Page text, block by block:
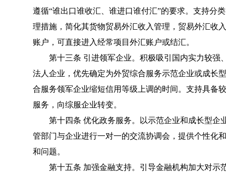
遵循“谁出口谁收汇、谁进口谁付汇”的要求。支持分
理措施，简化其货物贸易外汇收入管理，贸易外汇收
账户，可直接进入经常项目外汇账户或结汇。
第十三条 引进领军企业。积极吸引国内实力较强
法人企业，优先确定为外贸综合服务示范企业或成长
合服务领军企业缩短信用等级上调的时间。支持具备
服务，向综服企业转变。
第十四条 优化政务服务。以示范企业和成长型企
管部门与企业进行一对一的交流协调会，提供个性化
和问题。
第十五条 加强金融支持。引导金融机构加大对示